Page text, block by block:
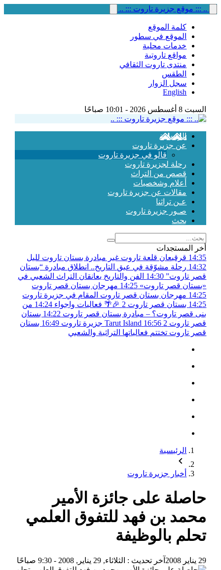
.. ::: موقع جزيرة تاروت ::: ..
كلمة الموقع
الموقع في سطور
خدمات محلية
مواقع تاروتية
منتدى تاروت الثقافي
الطقس
سجل الزوار
English
السبت 8 أغسطس 2026 - 10:01 صباحًا
الرئيسية
عن جزيرة تاروت
قالو في جزيرة تاروت
رحلة لجزيرة تاروت
قصص من التراث
أعلام وشخصيات
مقالات عن جزيرة تاروت
عـن تراثنا
صـور جزيرة تاروت
بحث
أخر المستجدات
14:35 قرقيعان قلعة تاروت غير مبادرة بستان تاروت لليل
14:32 رحلة مشوّقة في عبق التاريخ.. انطلاق مبادرة “بستان
قصر تاروت” 14:30 الفن والتاريخ يعانقان التراث الشعبي في
«بستان قصر تاروت» 14:25 مهرجان بستان قصر تاروت
14:25 مهرجان بستان قصر تاروت المقام في جزيرة تاروت
14:25 بستان قصر تاروت 2 🎉🌴 فعاليات واجواء 14:24 من
بنى قصر تاروت؟ – مبادرة بستان قصر تاروت 14:22 بستان
قصر تاروت 2
16:56
16:49 بستان
قصر تاروت تختتم فعالياتها التراثية والشعبي
الرئيسية
أخبار جزيرة تاروت
حاصلة على جائزة الأمير
محمد بن فهد للتفوق العلمي
تحلم بالوظيفة
29 يناير 2008 آخر تحديث : الثلاثاء, 29 يناير, 2008 - 9:30 صباحًا